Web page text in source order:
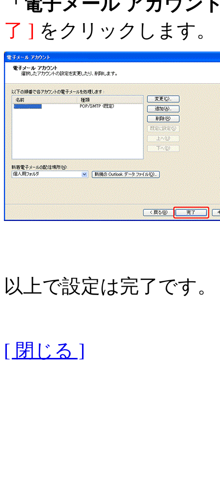
了 ] をクリックします。
以上で設定は完了です。
[ 閉じる ]